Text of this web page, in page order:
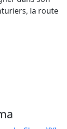
la route